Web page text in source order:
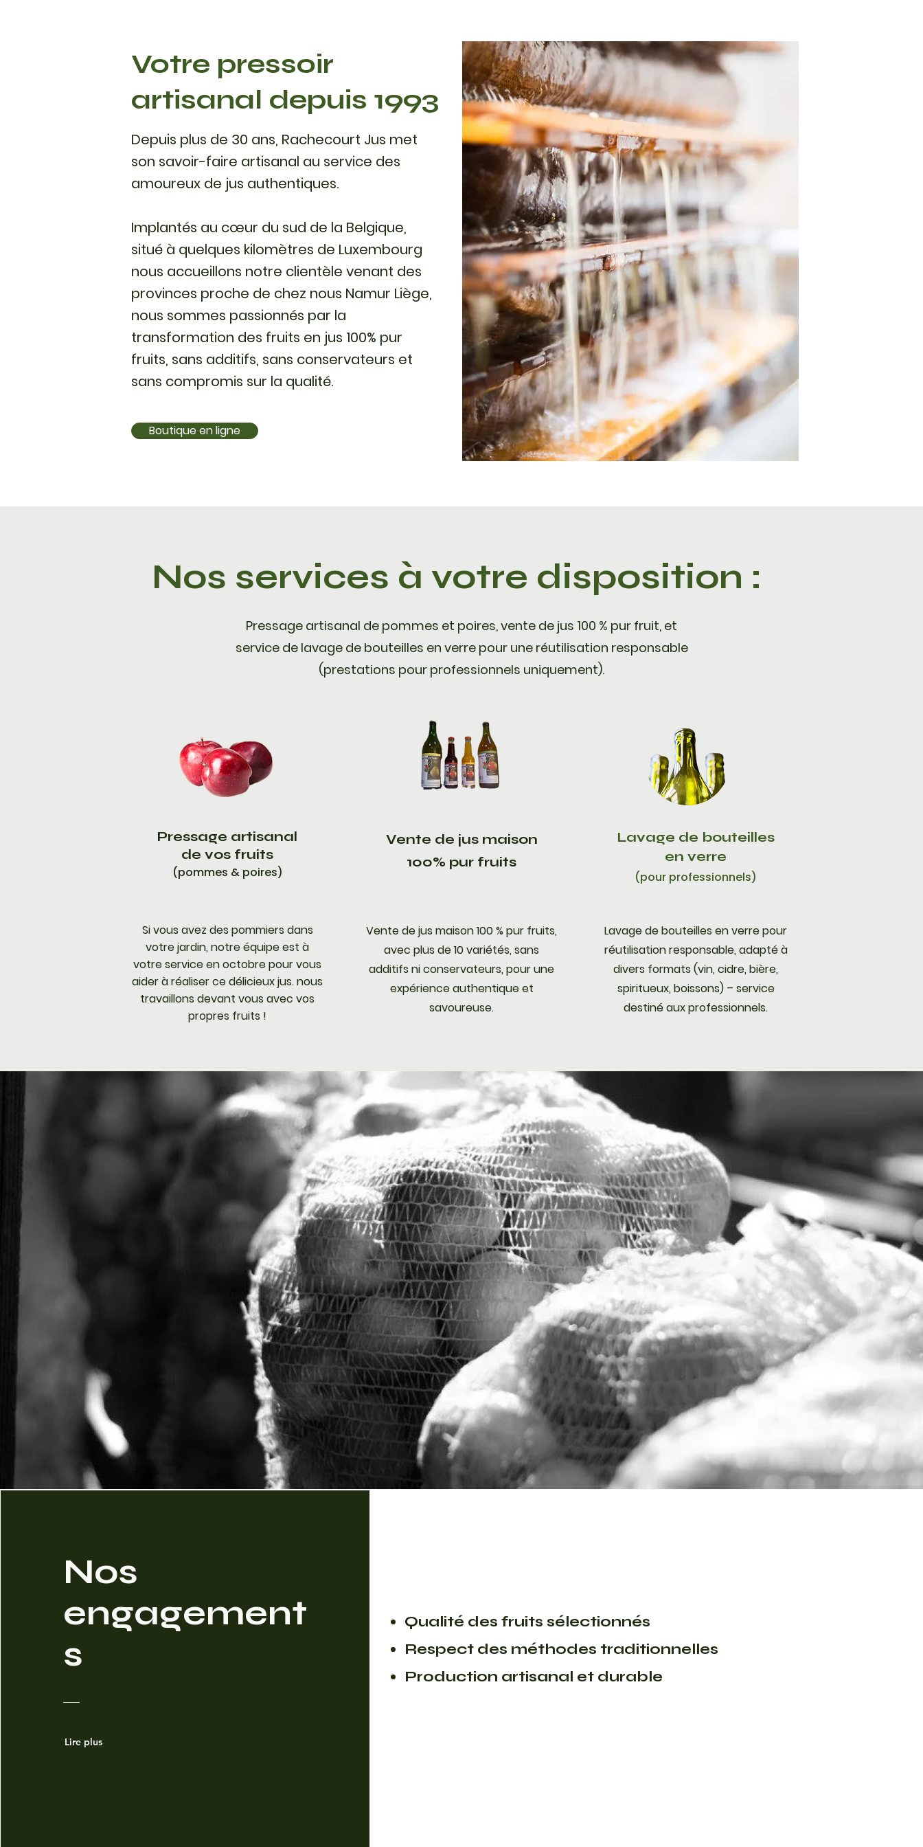
Votre pressoir
artisanal depuis 1993
Depuis plus de 30 ans, Rachecourt Jus met
son savoir-faire artisanal au service des
amoureux de jus authentiques.
Implantés au cœur du sud de la Belgique,
situé à quelques kilomètres de Luxembourg
nous accueillons notre clientèle venant des
provinces proche de chez nous Namur Liège,
nous sommes passionnés par la
transformation des fruits en jus 100% pur
fruits, sans additifs, sans conservateurs et
sans compromis sur la qualité.
Boutique en ligne
Nos services à votre disposition :
Pressage artisanal de pommes et poires, vente de jus 100 % pur fruit, et
service de lavage de bouteilles en verre pour une réutilisation responsable
(prestations pour professionnels uniquement).
Pressage artisanal
de vos fruits
(pommes & poires)
Si vous avez des pommiers dans
votre jardin, notre équipe est à
votre service en octobre pour vous
aider à réaliser ce délicieux jus. nous
travaillons devant vous avec vos
propres fruits !
Vente de jus maison
100% pur fruits
Vente de jus maison 100 % pur fruits,
avec plus de 10 variétés, sans
additifs ni conservateurs, pour une
expérience authentique et
savoureuse.
Lavage de bouteilles
en verre
(pour professionnels)
Lavage de bouteilles en verre pour
réutilisation responsable, adapté à
divers formats (vin, cidre, bière,
spiritueux, boissons) – service
destiné aux professionnels.
Nos
engagement
s
Lire plus
Qualité des fruits sélectionnés
Respect des méthodes traditionnelles
Production artisanal et durable